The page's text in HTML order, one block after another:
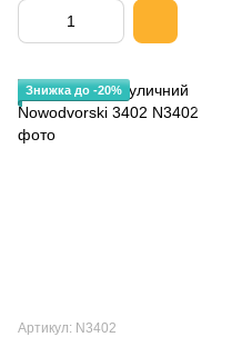
Знижка до -20%
Артикул: N3402